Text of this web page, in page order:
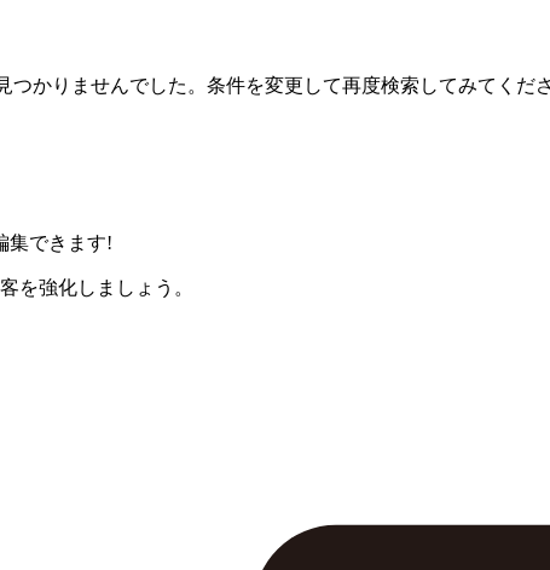
つかりませんでした。条件を変更して再度検索してみてくださ
集できます!
を強化しましょう。